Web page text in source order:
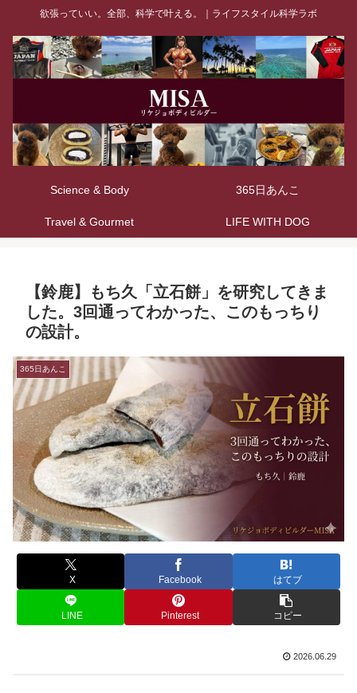
欲張っていい。全部、科学で叶える。｜ライフスタイル科学ラボ
Science & Body 365日あんこ
Travel & Gourmet LIFE WITH DOG
【鈴鹿】もち久「立石餅」を研究してきま
した。3回通ってわかった、このもっちり
の設計。
365日あんこ
X Facebook はてブ
LINE Pinterest コピー
2026.06.29